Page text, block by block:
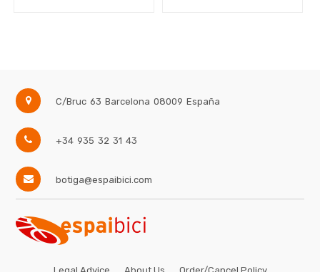
C/Bruc 63 Barcelona 08009 España
+34 935 32 31 43
botiga@espaibici.com